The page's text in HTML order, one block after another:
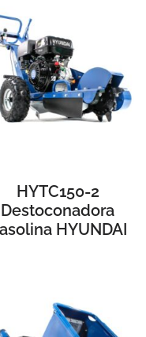
HYTC150-2
Destoconadora
HYUNDAI